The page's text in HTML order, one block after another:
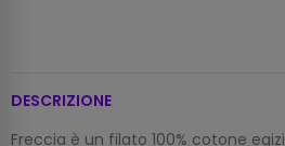
DESCRIZIONE
Freccia è un filato 100% cotone